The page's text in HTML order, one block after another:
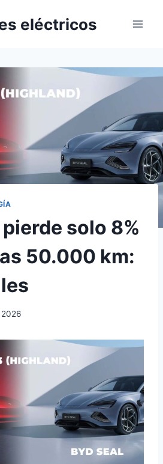
eléctricos
pierde solo 8%
50.000 km:
2026